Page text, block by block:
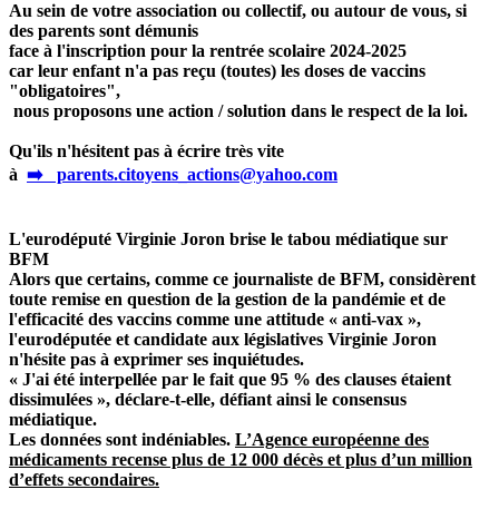
Au sein de votre association ou collectif, ou autour de vous, si
des parents sont démunis
face à l'inscription pour la rentrée scolaire 2024-2025
car leur enfant n'a pas reçu (toutes) les doses de vaccins
"obligatoires",
nous proposons une action / solution dans le respect de la loi.
Qu'ils n'hésitent pas à écrire très vite
à ➡️ parents.citoyens_actions@yahoo.com
L'eurodéputé Virginie Joron brise le tabou médiatique sur
BFM
Alors que certains, comme ce journaliste de BFM, considèrent
toute remise en question de la gestion de la pandémie et de
l'efficacité des vaccins comme une attitude « anti-vax »,
l'eurodéputée et candidate aux législatives Virginie Joron
n'hésite pas à exprimer ses inquiétudes.
« J'ai été interpellée par le fait que 95 % des clauses étaient
dissimulées », déclare-t-elle, défiant ainsi le consensus
médiatique.
Les données sont indéniables. L’Agence européenne des
médicaments recense plus de 12 000 décès et plus d’un million
d’effets secondaires.